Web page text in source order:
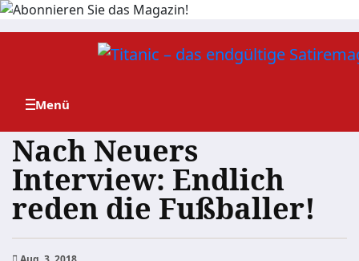
Zum
Nach Neuers
Interview: Endlich
reden die Fußballer!